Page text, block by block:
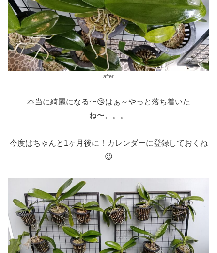
after
本当に綺麗になる〜😘はぁ～やっと落ち着いた
ね〜。。。
今度はちゃんと1ヶ月後に！カレンダーに登録しておくね
😉